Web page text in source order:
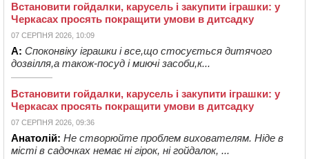
Встановити гойдалки, карусель і закупити іграшки: у
Черкасах просять покращити умови в дитсадку
07 СЕРПНЯ 2026, 10:09
А: Споконвіку іграшки і все,що стосується дитячого
дозвілля,а також-посуд і миючі засоби,к...
Встановити гойдалки, карусель і закупити іграшки: у
Черкасах просять покращити умови в дитсадку
07 СЕРПНЯ 2026, 09:36
Анатолій: Не створюйте проблем вихователям. Ніде в
місті в садочках немає ні гірок, ні гойдалок, ...